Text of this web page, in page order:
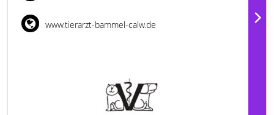
www.tierarzt-bammel-calw.de